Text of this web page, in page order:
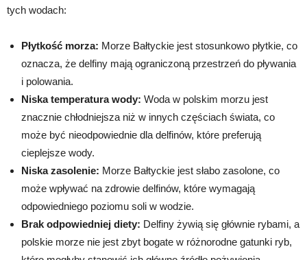
tych wodach:
Płytkość morza: Morze Bałtyckie jest stosunkowo płytkie, co
oznacza, że delfiny mają ograniczoną przestrzeń do pływania
i polowania.
Niska temperatura wody: Woda w polskim morzu jest
znacznie chłodniejsza niż w innych częściach świata, co
może być nieodpowiednie dla delfinów, które preferują
cieplejsze wody.
Niska zasolenie: Morze Bałtyckie jest słabo zasolone, co
może wpływać na zdrowie delfinów, które wymagają
odpowiedniego poziomu soli w wodzie.
Brak odpowiedniej diety: Delfiny żywią się głównie rybami, a
polskie morze nie jest zbyt bogate w różnorodne gatunki ryb,